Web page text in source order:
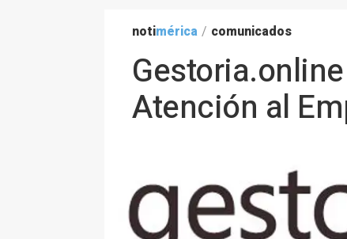
notimérica / comunicados
Atención al